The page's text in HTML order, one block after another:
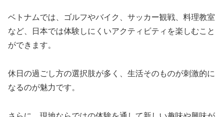
ベトナムでは、ゴルフやバイク、サッカー観戦、料理教室
など、日本では体験しにくいアクティビティを楽しむこと
ができます。
休日の過ごし方の選択肢が多く、生活そのものが刺激的に
なるのが魅力です。